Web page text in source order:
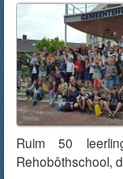
Ruim 50
Rehobôthschool,